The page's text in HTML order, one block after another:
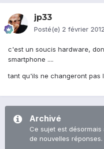
jp33
Posté(e) 2 février 2012
c'est un soucis hardware,
smartphone ....
tant qu'ils ne changeront pas
Archivé
Ce sujet est
de nouvelles réponses.